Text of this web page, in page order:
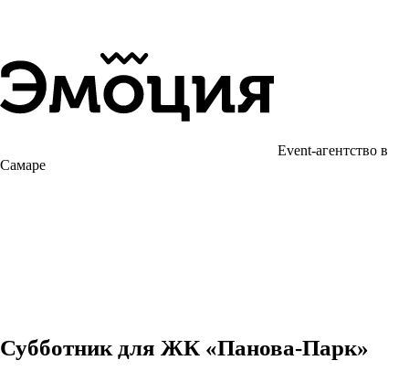
Event-агентство в
Самаре
Субботник для ЖК «Панова-Парк»